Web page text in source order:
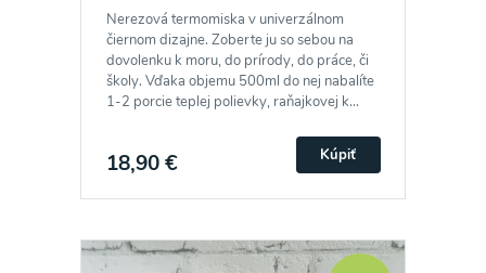
Nerezová termomiska v univerzálnom
čiernom dizajne. Zoberte ju so sebou na
dovolenku k moru, do prírody, do práce, či
školy. Vďaka objemu 500ml do nej nabalíte
1-2 porcie teplej polievky, raňajkovej k...
18,90 € Kúpiť